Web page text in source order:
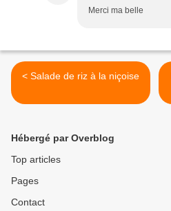
Merci ma belle
< Salade de riz à la niçoise
Hébergé par Overblog
Top articles
Pages
Contact